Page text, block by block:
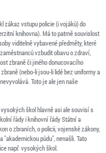
zákaz vstupu policie (i vojáků) do
knihovna). Má to patrně souvislost
viditelně vybavené předměty, které
vzbudit obavu o zdraví,
zbraně či jiného donucovacího
(nebo-li jsou-li lidé bez uniformy a
Toto je ale jen naše
škol hlavně asi ale souvisí s
řády i knihovní řády Státní a
o zbraních, o policii, vojenské zákony,
půdu", nenašli. Tato
např. vysokých škol.